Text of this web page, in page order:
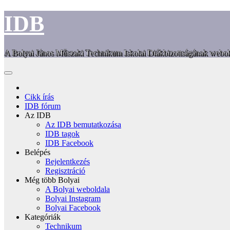
Skip
content
IDB
A Bolyai János Műszaki Technikum Iskolai Diákbizottságának
Cikk írás
IDB fórum
Az IDB
Az IDB bemutatkozása
IDB tagok
IDB Facebook
Belépés
Bejelentkezés
Regisztráció
Még több Bolyai
A Bolyai weboldala
Bolyai Instagram
Bolyai Facebook
Kategóriák
Technikum